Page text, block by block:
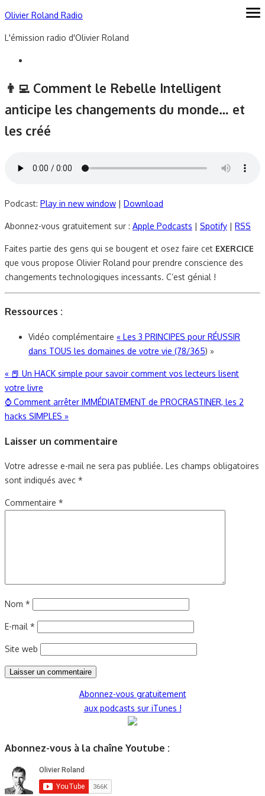
Skip
content
Olivier Roland Radio
L'émission radio d'Olivier Roland
👨‍💻 Comment le Rebelle Intelligent
anticipe les changements du monde… et
les créé
Podcast: Play in new window | Download
Abonnez-vous gratuitement sur : Apple Podcasts | Spotify | RSS
Faites partie des gens qui se bougent et osez faire cet EXERCICE
que vous propose Olivier Roland pour prendre conscience des
changements technologiques incessants. C’est génial !
Ressources :
Vidéo complémentaire « Les 3 PRINCIPES pour RÉUSSIR
dans TOUS les domaines de votre vie (78/365) »
Navigation
de
l’article
« 📕 Un HACK simple pour savoir comment vos lecteurs lisent
votre livre
⌚ Comment arrêter IMMÉDIATEMENT de PROCRASTINER, les 2
hacks SIMPLES »
Laisser un commentaire
Votre adresse e-mail ne sera pas publiée. Les champs obligatoires
sont indiqués avec *
Commentaire *
Nom *
E-mail *
Site web
Abonnez-vous gratuitement
aux podcasts sur iTunes !
Abonnez-vous à la chaîne Youtube :